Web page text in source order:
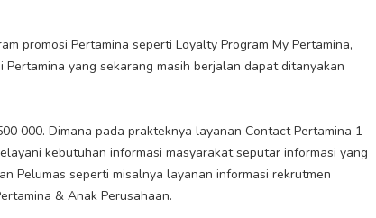
promosi Pertamina seperti Loyalty Program My Pertamina,
Pertamina yang sekarang masih berjalan dapat ditanyakan
000. Dimana pada prakteknya layanan Contact Pertamina 1
kebutuhan informasi masyarakat seputar informasi yang
Pelumas seperti misalnya layanan informasi rekrutmen
& Anak Perusahaan.